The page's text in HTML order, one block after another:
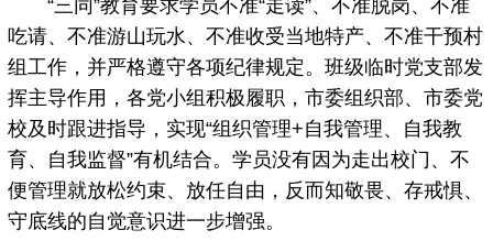
“三同”教育要求学员不准“走读”、不准脱岗、不准
吃请、不准游山玩水、不准收受当地特产、不准干预村
组工作，并严格遵守各项纪律规定。班级临时党支部发
挥主导作用，各党小组积极履职，市委组织部、市委党
校及时跟进指导，实现“组织管理+自我管理、自我教
育、自我监督”有机结合。学员没有因为走出校门、不
便管理就放松约束、放任自由，反而知敬畏、存戒惧、
守底线的自觉意识进一步增强。